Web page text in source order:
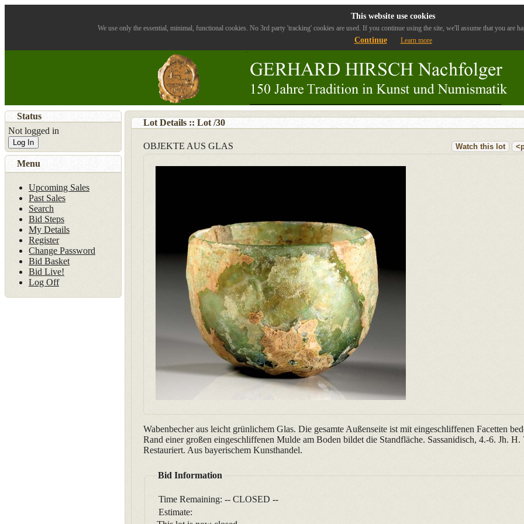
This website use cookies
We use only the essential, minimal, functional cookies. No 3rd party 'tracking' cookies are used. If you continue using the site, we'll assume that you are
Continue Learn more
Lot Details :: Lot /30
Watch this lot
OBJEKTE AUS GLAS
Wabenbecher aus leicht grünlichem Glas. Die gesamte Außenseite ist mit eingeschliffenen Facetten
Rand einer großen eingeschliffenen Mulde am Boden bildet die Standfläche. Sassanidisch, 4.-6. Jh. H.
Restauriert. Aus bayerischem Kunsthandel.
Bid Information
Time Remaining: -- CLOSED --
Estimate:
Status
Not logged in
Log In
Menu
Upcoming Sales
Past Sales
Search
Bid Steps
My Details
Register
Change Password
Bid Basket
Bid Live!
Log Off